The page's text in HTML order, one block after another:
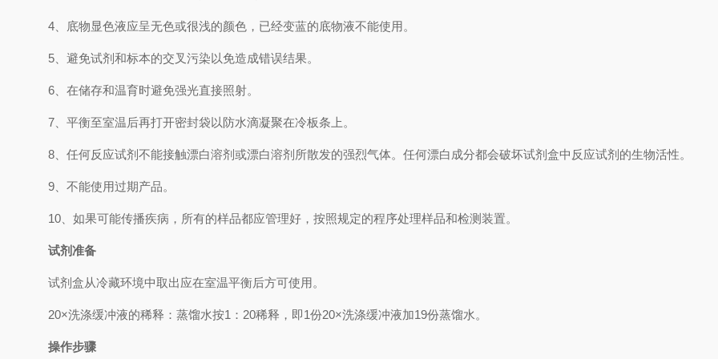
4、 底物显色液应呈无色或很浅的颜色，已经变蓝的底物液不能使用。
5、 避免试剂和标本的交叉污染以免造成错误结果。
6、 在储存和温育时避免强光直接照射。
7、 平衡至室温后再打开密封袋以防水滴凝聚在冷板条上。
8、 任何反应试剂不能接触漂白溶剂或漂白溶剂所散发的强烈气体。任何漂白成分都会破坏试剂盒中反应试剂的生物活性。
9、 不能使用过期产品。
10、 如果可能传播疾病，所有的样品都应管理好，按照规定的程序处理样品和检测装置。
试剂准备
试剂盒从冷藏环境中取出应在室温平衡后方可使用。
20×洗涤缓冲液的稀释：蒸馏水按1 ： 20稀释，即1份20×洗涤缓冲液加19份蒸馏水。
操作步骤